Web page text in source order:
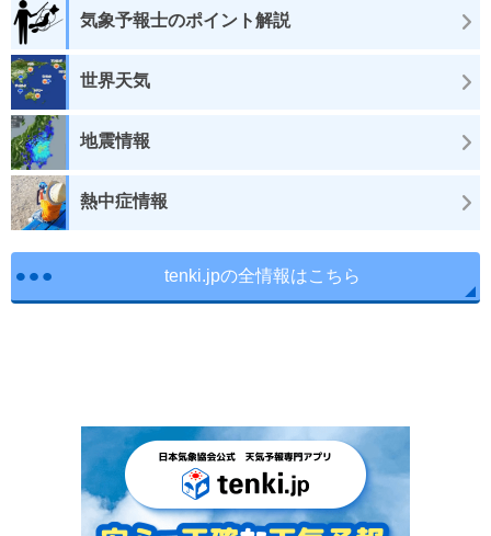
気象予報士のポイント解説
世界天気
地震情報
熱中症情報
tenki.jpの全情報はこちら